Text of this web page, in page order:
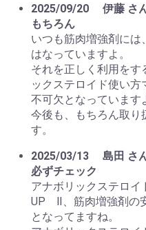
2025/09/20
伊藤 さ
もちろん
いつも筋肉増強剤には
はなっていますよ。
それを正しく利用をす
ックステロイド使い
不可欠となっています
今後も、もちろん取り
す。
2025/03/13
島田 さ
必ずチェック
アナボリックステロイ
UP Ⅱ、筋肉増強剤の
となってますね。